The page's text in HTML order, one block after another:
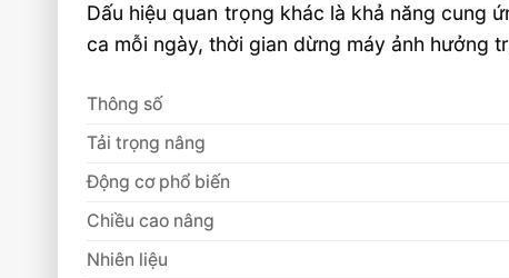
Video: Mua Xe Nâng Dầu 3.5 Tấn Chính
Uy Tín?
Liên hệ mua sản phẩm
Dấu hiệu quan trọng khác là khả năng cung
ca mỗi ngày, thời gian dừng máy ảnh hưởng
Thông số
Tải trọng nâng
Động cơ phổ biến
Chiều cao nâng
Nhiên liệu